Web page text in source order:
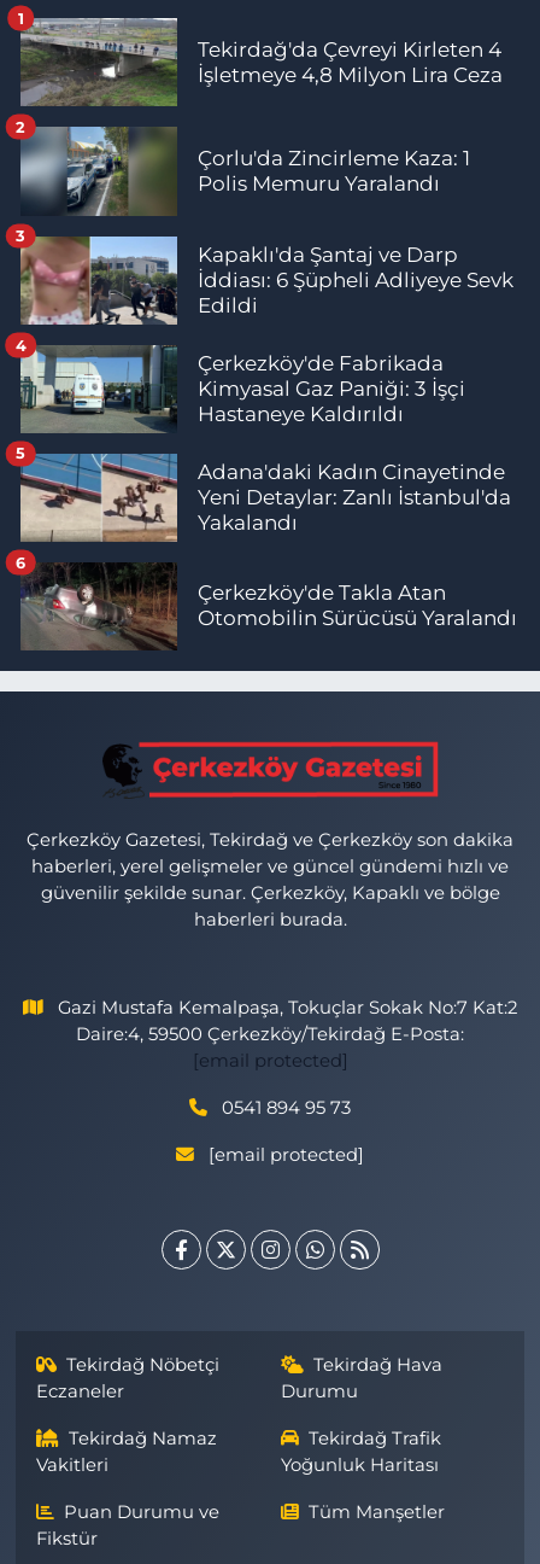
Tekirdağ'da Çevreyi Kirleten 4
İşletmeye 4,8 Milyon Lira Ceza
1
Çorlu'da Zincirleme Kaza: 1
Polis Memuru Yaralandı
2
Kapaklı'da Şantaj ve Darp
İddiası: 6 Şüpheli Adliyeye Sevk
Edildi
3
Çerkezköy'de Fabrikada
Kimyasal Gaz Paniği: 3 İşçi
Hastaneye Kaldırıldı
4
Adana'daki Kadın Cinayetinde
Yeni Detaylar: Zanlı İstanbul'da
Yakalandı
5
Çerkezköy'de Takla Atan
Otomobilin Sürücüsü Yaralandı
6
Çerkezköy Gazetesi, Tekirdağ ve Çerkezköy son dakika
haberleri, yerel gelişmeler ve güncel gündemi hızlı ve
güvenilir şekilde sunar. Çerkezköy, Kapaklı ve bölge
haberleri burada.
Gazi Mustafa Kemalpaşa, Tokuçlar Sokak No:7 Kat:2
Daire:4, 59500 Çerkezköy/Tekirdağ E-Posta:
[email protected]
0541 894 95 73
[email protected]
Tekirdağ Nöbetçi
Eczaneler
Tekirdağ Hava
Durumu
Tekirdağ Namaz
Vakitleri
Tekirdağ Trafik
Yoğunluk Haritası
Puan Durumu ve
Fikstür
Tüm Manşetler